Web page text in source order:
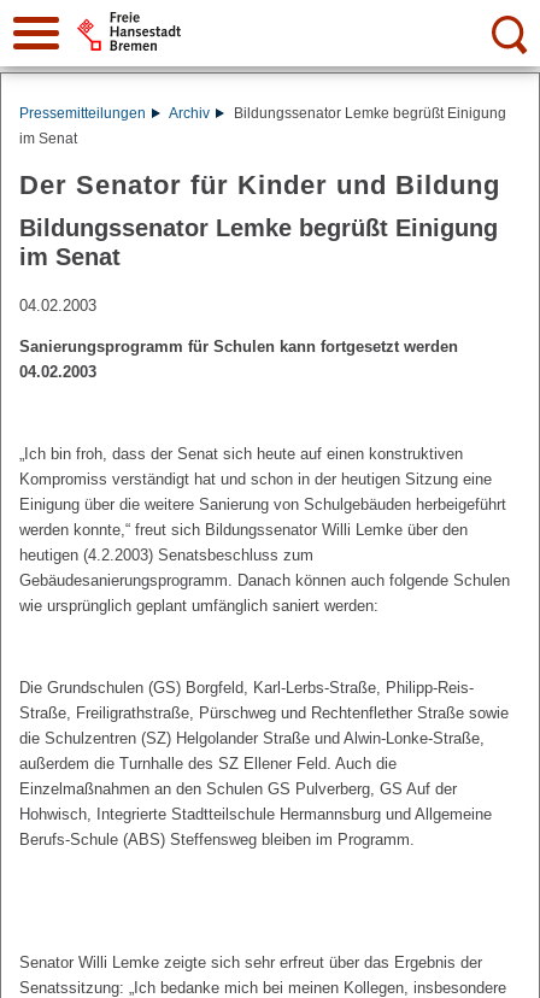
Suche:
Pressemitteilungen Archiv
Bildungssenator Lemke begrüßt Einigung
im Senat
Der Senator für Kinder und Bildung
Bildungssenator Lemke begrüßt Einigung
im Senat
04.02.2003
Sanierungsprogramm für Schulen kann fortgesetzt werden
04.02.2003
„Ich bin froh, dass der Senat sich heute auf einen konstruktiven
Kompromiss verständigt hat und schon in der heutigen Sitzung eine
Einigung über die weitere Sanierung von Schulgebäuden herbeigeführt
werden konnte,“ freut sich Bildungssenator Willi Lemke über den
heutigen (4.2.2003) Senatsbeschluss zum
Gebäudesanierungsprogramm. Danach können auch folgende Schulen
wie ursprünglich geplant umfänglich saniert werden:
Die Grundschulen (GS) Borgfeld, Karl-Lerbs-Straße, Philipp-Reis-
Straße, Freiligrathstraße, Pürschweg und Rechtenflether Straße sowie
die Schulzentren (SZ) Helgolander Straße und Alwin-Lonke-Straße,
außerdem die Turnhalle des SZ Ellener Feld. Auch die
Einzelmaßnahmen an den Schulen GS Pulverberg, GS Auf der
Hohwisch, Integrierte Stadtteilschule Hermannsburg und Allgemeine
Berufs-Schule (ABS) Steffensweg bleiben im Programm.
Senator Willi Lemke zeigte sich sehr erfreut über das Ergebnis der
Senatssitzung: „Ich bedanke mich bei meinen Kollegen, insbesondere